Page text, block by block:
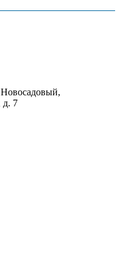
Новосадовый,
д. 7